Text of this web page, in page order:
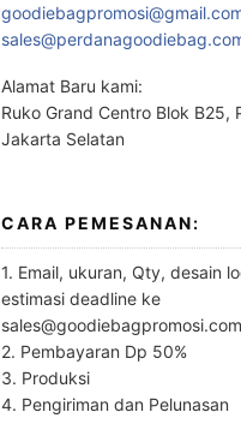
Alamat Baru kami:
Ruko Grand Centro Blok B25,
Jakarta Selatan
CARA PEMESANAN:
1. Email, ukuran, Qty, desain
estimasi deadline ke
sales@goodiebagpromosi.com
2. Pembayaran Dp 50%
3. Produksi
4. Pengiriman dan Pelunasan